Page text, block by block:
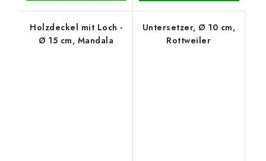
Holzdeckel mit Loch -
Ø 15 cm, Mandala
Untersetzer, Ø 10 cm,
Rottweiler